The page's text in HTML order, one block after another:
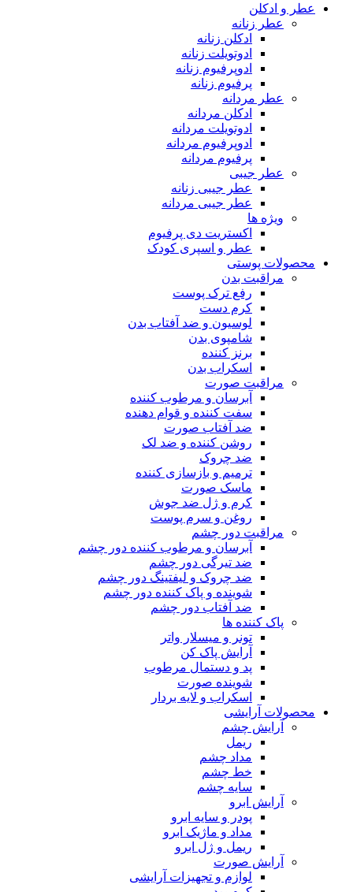
عطر و ادکلن
عطر زنانه
ادکلن زنانه
ادوتویلت زنانه
ادوپرفیوم زنانه
پرفیوم زنانه
عطر مردانه
ادکلن مردانه
ادوتویلت مردانه
ادوپرفیوم مردانه
پرفیوم مردانه
عطر جیبی
عطر جیبی زنانه
عطر جیبی مردانه
ویژه ها
اکستریت دی پرفیوم
عطر و اسپری کودک
محصولات پوستی
مراقبت بدن
رفع ترک پوست
کرم دست
لوسیون و ضد آفتاب بدن
شامپوی بدن
برنز کننده
اسکراب بدن
مراقبت صورت
آبرسان و مرطوب کننده
سفت کننده و قوام دهنده
ضد آفتاب صورت
روشن کننده و ضد لک
ضد چروک
ترمیم و بازسازی کننده
ماسک صورت
کرم و ژل ضد جوش
روغن و سرم پوست
مراقبت دور چشم
آبرسان و مرطوب کننده دور چشم
ضد تیرگی دور چشم
ضد چروک و لیفتینگ دور چشم
شوینده و پاک کننده دور چشم
ضد آفتاب دور چشم
پاک کننده ها
تونر و میسلار واتر
آرایش پاک کن
پد و دستمال مرطوب
شوینده صورت
اسکراب و لایه بردار
محصولات آرایشی
آرایش چشم
ریمل
مداد چشم
خط چشم
سایه چشم
آرایش ابرو
پودر و سایه ابرو
مداد و ماژیک ابرو
ریمل و ژل ابرو
آرایش صورت
لوازم و تجهیزات آرایشی